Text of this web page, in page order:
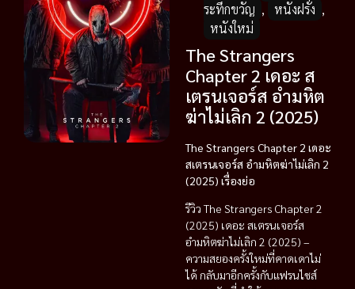
ระทึกขวัญ , หนังฝรั่ง ,
หนังใหม่
The Strangers
Chapter 2 เดอะ ส
เตรนเจอร์ส อำมหิต
ฆ่าไม่เลิก 2 (2025)
The Strangers Chapter 2 เดอะ
สเตรนเจอร์ส อำมหิตฆ่าไม่เลิก 2
(2025) เรื่องย่อ
รีวิว The Strangers Chapter 2
(2025) เดอะ สเตรนเจอร์ส
อำมหิตฆ่าไม่เลิก 2 (2025) –
ความสยองครั้งใหม่ที่คาดเดาไม่
ได้ กลับมาอีกครั้งกับแฟรนไชส์